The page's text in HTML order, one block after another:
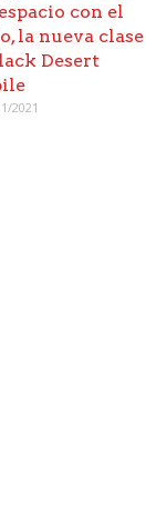
con el
la nueva clase
Desert
2021